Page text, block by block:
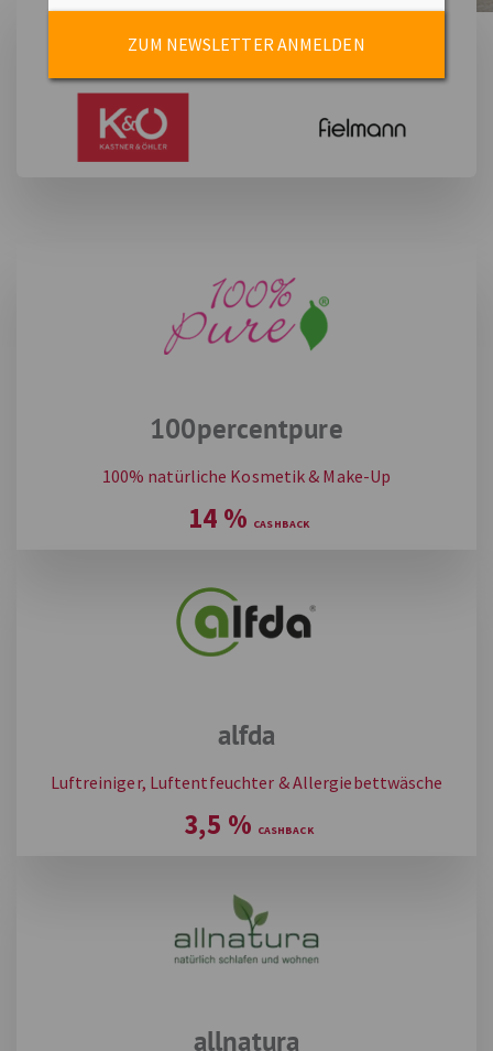
100percentpure
100% natürliche Kosmetik & Make-Up
14 %
alfda
Luftreiniger, Luftentfeuchter & Allergiebettwäsche
3,5 %
allnatura
ZUM NEWSLETTER ANMELDEN